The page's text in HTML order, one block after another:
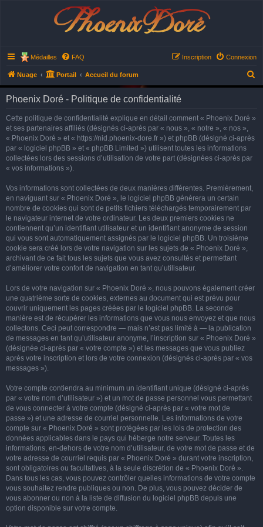
Phoenix Doré
Médailles FAQ Connexion
Inscription
Nuage Portail Accueil du forum
e
Phoenix Doré - Politique de confidentialité
Cette politique de confidentialité explique en détail comment « Phoenix Doré »
et ses partenaires affiliés (désignés ci-après par « nous », « notre », « nos »,
« Phoenix Doré » et « https://nid.phoenix-dore.fr ») et phpBB (désigné ci-après
par « logiciel phpBB » et « phpBB Limited ») utilisent toutes les informations
collectées lors des sessions d’utilisation de votre part (désignées ci-après par
« vos informations »).
Vos informations sont collectées de deux manières différentes. Premièrement,
en naviguant sur « Phoenix Doré », le logiciel phpBB génèrera un certain
nombre de cookies qui sont de petits fichiers téléchargés temporairement par
le navigateur internet de votre ordinateur. Les deux premiers cookies ne
contiennent qu’un identifiant utilisateur et un identifiant anonyme de session
qui vous sont automatiquement assignés par le logiciel phpBB. Un troisième
cookie sera créé lors de votre navigation sur les sujets de « Phoenix Doré »,
archivant de ce fait tous les sujets que vous avez consultés et permettant
d’améliorer votre confort de navigation en tant qu’utilisateur.
Lors de votre navigation sur « Phoenix Doré », nous pouvons également créer
une quatrième sorte de cookies, externes au document qui est prévu pour
couvrir uniquement les pages créées par le logiciel phpBB. La seconde
manière est de récupérer les informations que vous nous envoyez et que nous
collectons. Ceci peut correspondre — mais n’est pas limité à — la publication
de messages en tant qu’utilisateur anonyme, l’inscription sur « Phoenix Doré »
(désignée ci-après par « votre compte ») et les messages que vous publiez
après votre inscription et lors de votre connexion (désignés ci-après par « vos
messages »).
Votre compte contiendra au minimum un identifiant unique (désigné ci-après
par « votre nom d’utilisateur ») et un mot de passe personnel vous permettant
de vous connecter à votre compte (désigné ci-après par « votre mot de
passe ») et une adresse de courriel personnelle. Les informations de votre
compte sur « Phoenix Doré » sont protégées par les lois de protection des
données applicables dans le pays qui héberge notre serveur. Toutes les
informations, en-dehors de votre nom d’utilisateur, de votre mot de passe et de
votre adresse de courriel requis par « Phoenix Doré » durant votre inscription,
sont obligatoires ou facultatives, à la seule discrétion de « Phoenix Doré ».
Dans tous les cas, vous pouvez contrôler quelles informations de votre compte
vous souhaitez rendre publiques ou non. De plus, vous pouvez décider de
vous abonner ou non à la liste de diffusion du logiciel phpBB depuis une
option disponible sur votre compte.